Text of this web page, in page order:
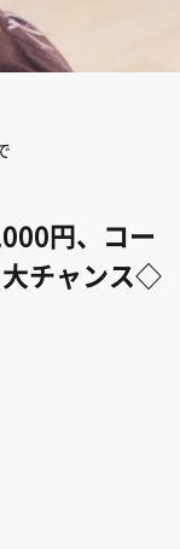
円、コー
大チャンス◇